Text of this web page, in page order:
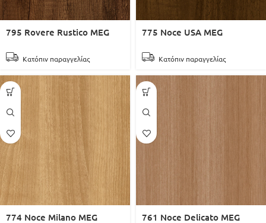
795 Rovere Rustico MEG
Κατόπιν παραγγελίας
775 Noce USA MEG
Κατόπιν παραγγελίας
774 Noce Milano MEG 761 Noce Delicato MEG